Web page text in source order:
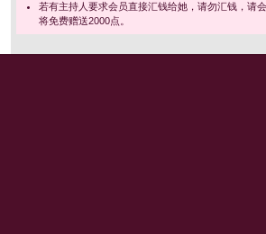
若有主持人要求会员直接汇钱给她，请勿汇钱，请
将免费赠送2000点。